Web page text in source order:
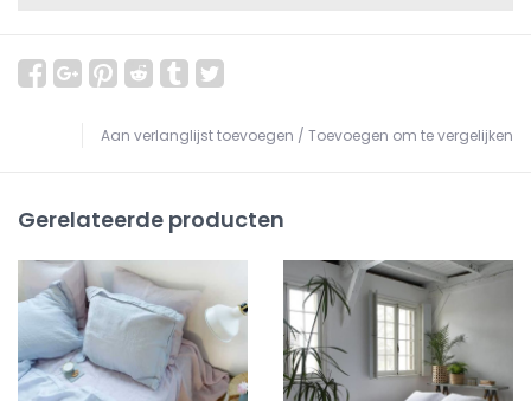
Aan verlanglijst toevoegen / Toevoegen om te vergelijken
Gerelateerde producten